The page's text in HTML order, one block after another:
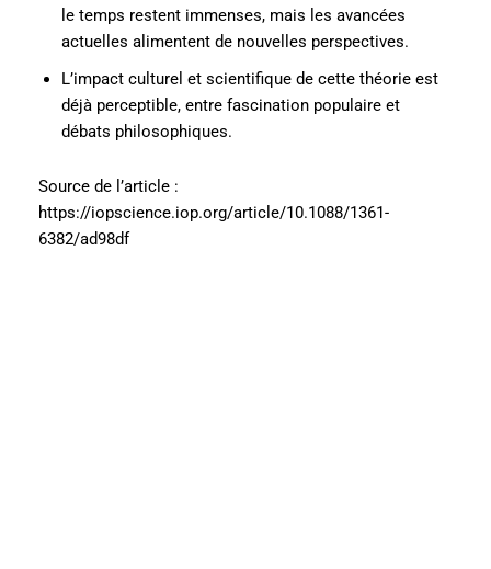
le temps restent immenses, mais les avancées
actuelles alimentent de nouvelles perspectives.
L’impact culturel et scientifique de cette théorie est
déjà perceptible, entre fascination populaire et
débats philosophiques.
Source de l’article :
https://iopscience.iop.org/article/10.1088/1361-
6382/ad98df